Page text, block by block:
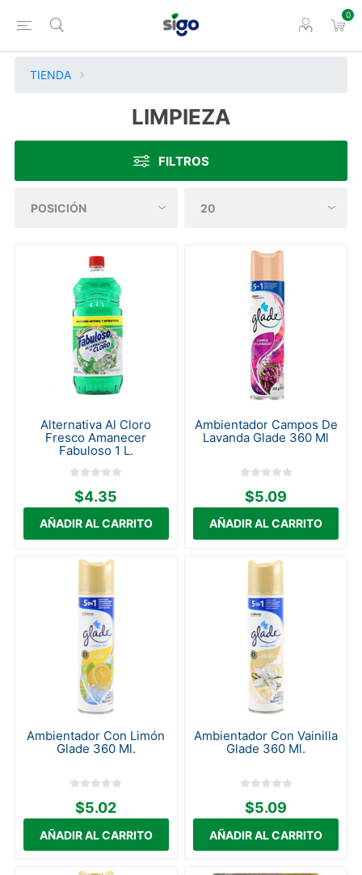
0
TIENDA
LIMPIEZA
FILTROS
Alternativa Al Cloro
Fresco Amanecer
Fabuloso 1 L.
$4.35
Ambientador Campos De
Lavanda Glade 360 Ml
$5.09
Ambientador Con Limón
Glade 360 Ml.
$5.02
Ambientador Con Vainilla
Glade 360 Ml.
$5.09